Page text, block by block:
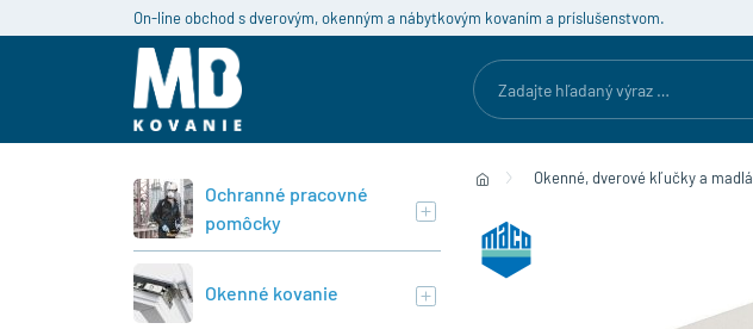
On-line obchod s dverovým, okenným a nábytkovým kovaním a príslušenstvom.
Okenné, dverové kľučky a madlá
Ochranné pracovné
pomôcky
Okenné kovanie